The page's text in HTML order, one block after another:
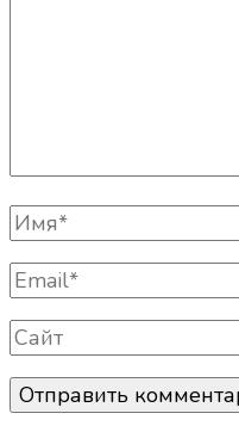
Полное
Имя
Email
Сайт